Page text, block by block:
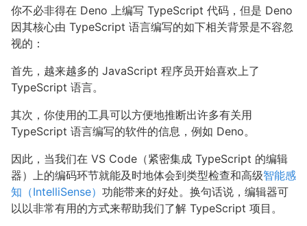
你不必非得在 Deno 上编写 TypeScript 代码，但是 Deno
因其核心由 TypeScript 语言编写的如下相关背景是不容忽
视的：
首先，越来越多的 JavaScript 程序员开始喜欢上了
TypeScript 语言。
其次，你使用的工具可以方便地推断出许多有关用
TypeScript 语言编写的软件的信息，例如 Deno。
因此，当我们在 VS Code（紧密集成 TypeScript 的编辑
器）上的编码环节就能及时地体会到类型检查和高级智能感
知（IntelliSense） 功能带来的好处。换句话说，编辑器可
以以非常有用的方式来帮助我们了解 TypeScript 项目。